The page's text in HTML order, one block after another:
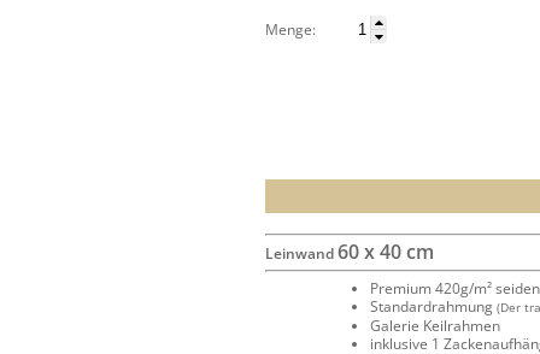
Menge:
Leinwand60 x 40 cm
Premium 420g/m²
Standardrahmung (Der
Galerie Keilrahmen
inklusive 1